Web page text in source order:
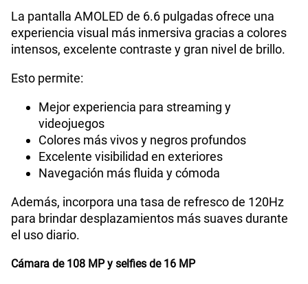
La pantalla AMOLED de 6.6 pulgadas ofrece una
experiencia visual más inmersiva gracias a colores
intensos, excelente contraste y gran nivel de brillo.
Esto permite:
Mejor experiencia para streaming y
videojuegos
Colores más vivos y negros profundos
Excelente visibilidad en exteriores
Navegación más fluida y cómoda
Además, incorpora una tasa de refresco de 120Hz
para brindar desplazamientos más suaves durante
el uso diario.
Cámara de 108 MP y selfies de 16 MP